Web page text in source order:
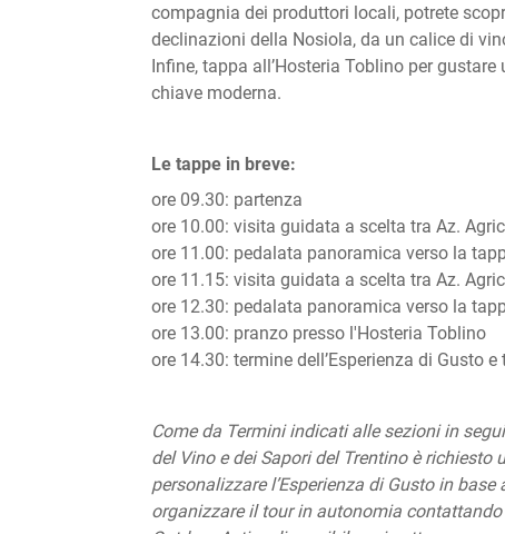
compagnia dei produttori locali, potrete
declinazioni della Nosiola, da un calice di
Infine, tappa all’Hosteria Toblino per gustare
chiave moderna.
Le tappe in breve:
ore 09.30: partenza
ore 10.00: visita guidata a scelta tra Az.
ore 11.00: pedalata panoramica verso la
ore 11.15: visita guidata a scelta tra Az.
ore 12.30: pedalata panoramica verso la
ore 13.00: pranzo presso l'Hosteria Toblino
ore 14.30: termine dell’Esperienza di Gusto
Come da Termini indicati alle sezioni in
del Vino e dei Sapori del Trentino è
personalizzare l’Esperienza di Gusto in
organizzare il tour in autonomia